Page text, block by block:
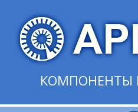
КОМПОНЕНТЫ